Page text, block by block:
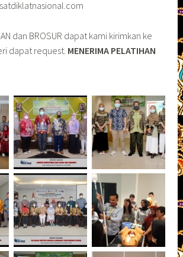
dan BROSUR dapat kami kirimkan ke
dapat request. MENERIMA PELATIHAN